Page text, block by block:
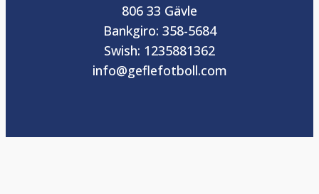
806 33 Gävle
Bankgiro: 358-5684
Swish: 1235881362
info@geflefotboll.com